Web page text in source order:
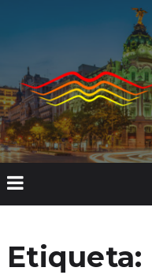
Etiqueta: